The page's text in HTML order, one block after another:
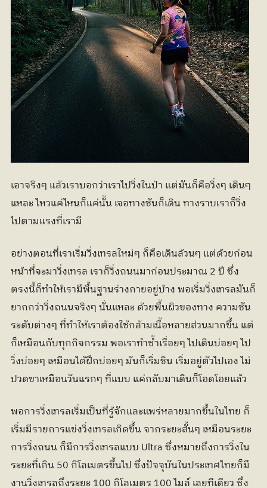
เอาจริงๆ แล้วเราบอกว่าเราไปวิ่งในป่า แต่มันก็คือวิ่งๆ เดินๆ
แหละ ไหวแค่ไหนก็แค่นั้น เจอทางชันก็เดิน ทางราบเราก็วิ่ง
ไปตามแรงที่เรามี
อย่างตอนที่เราเริ่มวิ่งเทรลใหม่ๆ ก็คือเดินล้วนๆ แต่ด้วยก่อน
หน้าที่จะมาวิ่งเทรล เราก็วิ่งถนนมาก่อนประมาณ 2 ปี ซึ่ง
ตรงนี้ก็ทำให้เรามีพื้นฐานร่างกายอยู่บ้าง พอเริ่มวิ่งเทรลมันก็
ยากกว่าวิ่งถนนจริงๆ นั่นแหละ ด้วยพื้นผิวของทาง ความชัน
ระดับต่างๆ ที่ทำให้เราต้องใช้กล้ามเนื้อหลายส่วนมากขึ้น แต่
ก็เหมือนกับทุกกิจกรรม พอเราทำซ้ำเรื่อยๆ ไปเดินบ่อยๆ ไป
วิ่งบ่อยๆ เหมือนได้ฝึกบ่อยๆ มันก็เริ่มชิน เริ่มอยู่ตัวไปเอง ไม่
ปวดขาเหมือนวันแรกๆ ที่แบบ แค่กลับมาเดินก็โอดโอยแล้ว
พอการวิ่งเทรลเริ่มเป็นที่รู้จักและแพร่หลายมากขึ้นในไทย ก็
เริ่มมีรายการแข่งวิ่งเทรลเกิดขึ้น จากระยะสั้นๆ เหมือนระยะ
การวิ่งถนน ก็มีการวิ่งเทรลแบบ Ultra ซึ่งหมายถึงการวิ่งใน
ระยะที่เกิน 50 กิโลเมตรขึ้นไป ซึ่งปัจจุบันในประเทศไทยก็มี
งานวิ่งเทรลถึงระยะ 100 กิโลเมตร 100 ไมล์ เลยทีเดียว ซึ่ง